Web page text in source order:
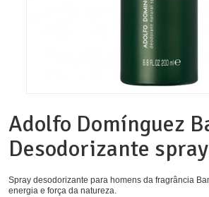
Adolfo Domínguez
Desodorizante
Spray desodorizante para homens da fragrância
energia e força da natureza.